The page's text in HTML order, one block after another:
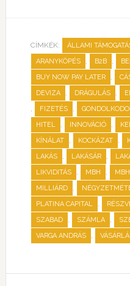
CÍMKÉK: ÁLLAMI
ARANYKÖPÉS , B2B ,
BUY NOW PAY LATER ,
DEVIZA , DRÁGULÁS ,
, FIZETÉS ,
HITEL , INNOVÁCIÓ ,
KÍNÁLAT , KOCKÁZAT ,
LAKÁS , LAKÁSÁR ,
LIKVIDITÁS , MBH ,
MILLIÁRD ,
PLATINA CAPITAL ,
SZABAD , SZÁMLA ,
VARGA ANDRÁS ,